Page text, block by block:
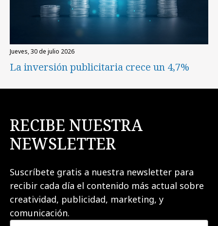
jueves, 30 de julio 2026
La inversión publicitaria crece un 4,7%
RECIBE NUESTRA
NEWSLETTER
Suscríbete gratis a nuestra newsletter para
recibir cada día el contenido más actual sobre
creatividad, publicidad, marketing, y
comunicación.